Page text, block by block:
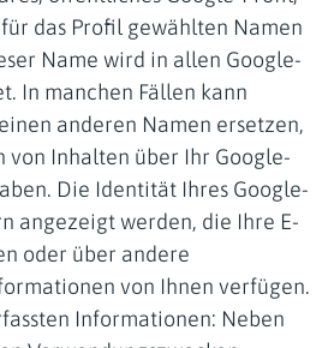
das Profil gewählten Namen
Name wird in allen Google-
In manchen Fällen kann
anderen Namen ersetzen,
von Inhalten über Ihr Google-
Die Identität Ihres Google-
angezeigt werden, die Ihre E-
oder über andere
von Ihnen verfügen.
Informationen: Neben